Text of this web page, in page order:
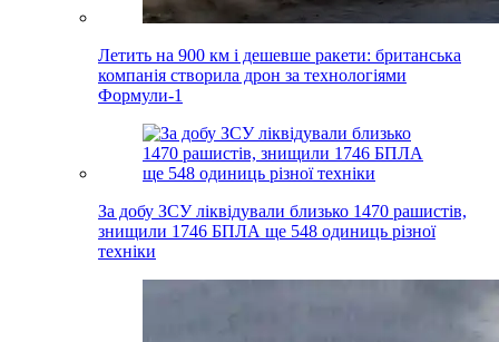
Летить на 900 км і дешевше ракети: британська
компанія створила дрон за технологіями
Формули-1
За добу ЗСУ ліквідували близько 1470 рашистів,
знищили 1746 БПЛА ще 548 одиниць різної
техніки